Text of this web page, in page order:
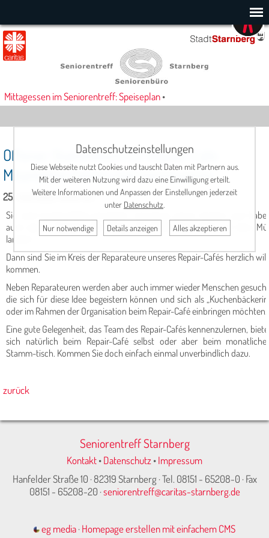
Mittagessen im Seniorentreff: Speiseplan•
Offener Stammtisch für Repair-Cafe
Mitarbeiter/innen und Interessierte
25. Juni 2026, 18:00 Uhr
Sie sind handwerklich geschickt, reparieren gerne Sachen und
auch etwas dagegen, dass Dinge, die defekt sind, gleich auf dem
landen?
Dann sind Sie im Kreis der Reparateure unseres Repair-Cafés herzlich
kommen.
Neben Reparateuren werden aber auch immer wieder Menschen
die sich für diese Idee begeistern können und sich als
oder im Rahmen der Organisation beim Repair-Café einbringen möchten.
Eine gute Gelegenheit, das Team des Repair-Cafés kennenzulernen,
sich natürlich beim Repair-Café selbst oder aber beim
Stamm-tisch. Kommen Sie doch einfach einmal unverbindlich dazu.
zurück
Seniorentreff Starnberg
Kontakt•Datenschutz•Impressum
Hanfelder Straße 10 · 82319 Starnberg · Tel. 08151 - 65208-0 · Fax
08151 - 65208-20 ·seniorentreff@caritas-starnberg.de
eg media·Homepage erstellen mit einfachem CMS
Datenschutzeinstellungen
Diese Webseite nutzt Cookies und tauscht Daten mit Partnern aus.
Mit der weiteren Nutzung wird dazu eine Einwilligung erteilt.
Weitere Informationen und Anpassen der Einstellungen jederzeit
unter Datenschutz
Nur notwendige Details anzeigen Alles akzeptieren